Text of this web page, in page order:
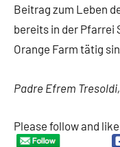
Beitrag zum Leben
bereits in der Pfarrei
Orange Farm tätig
Padre Efrem
Please follow and
Schlagwörter
Johannesburg